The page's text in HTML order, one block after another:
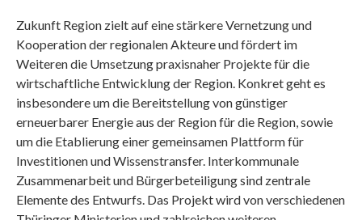
Zukunft Region zielt auf eine stärkere Vernetzung und
Kooperation der regionalen Akteure und fördert im
Weiteren die Umsetzung praxisnaher Projekte für die
wirtschaftliche Entwicklung der Region. Konkret geht es
insbesondere um die Bereitstellung von günstiger
erneuerbarer Energie aus der Region für die Region, sowie
um die Etablierung einer gemeinsamen Plattform für
Investitionen und Wissenstransfer. Interkommunale
Zusammenarbeit und Bürgerbeteiligung sind zentrale
Elemente des Entwurfs. Das Projekt wird von verschiedenen